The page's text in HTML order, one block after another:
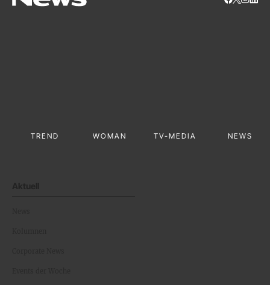
TREND WOMAN TV-MEDIA NEWS